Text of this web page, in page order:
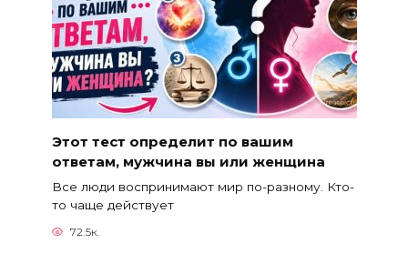
Этот тест определит по вашим
ответам, мужчина вы или женщина
Все люди воспринимают мир по-разному. Кто-
то чаще действует
72.5к.